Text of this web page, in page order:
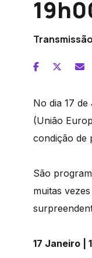
No dia 17
(União
condição de
São
muitas
17 Janeiro |